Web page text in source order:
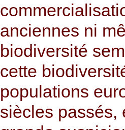
anciennes ni
biodiversité
cette
populations
siècles passés,